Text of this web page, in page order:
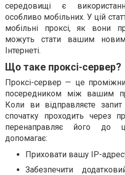
середовищі є
особливо мобільних. У цій
мобільні проксі, як вони
можуть стати вашим
Інтернеті.
Що таке проксі-сервер?
Проксі-сервер — це
посередником між вашим
Коли ви відправляєте
спочатку проходить через
перенаправляє його до
допомагає:
Приховати вашу IP-
Забезпечити